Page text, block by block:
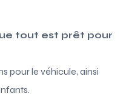
tout est prêt pour
pour le véhicule, ainsi